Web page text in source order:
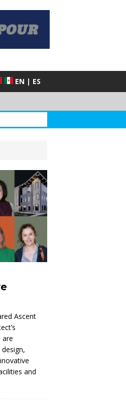
EN | ES
Ascent
are
and